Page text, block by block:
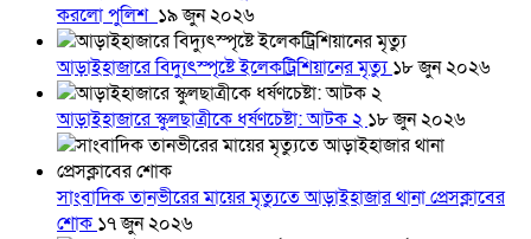
করলো পুলিশ ১৯ জুন ২০২৬
আড়াইহাজারে বিদ্যুৎস্পৃষ্টে ইলেকট্রিশিয়ানের মৃত্যু১৮ জুন ২০২৬
আড়াইহাজারে স্কুলছাত্রীকে ধর্ষণচেষ্টা: আটক ২ ১৮ জুন ২০২৬
সাংবাদিক তানভীরের মায়ের মৃত্যুতে আড়াইহাজার থানা প্রেসক্লাবের
শোক ১৭ জুন ২০২৬